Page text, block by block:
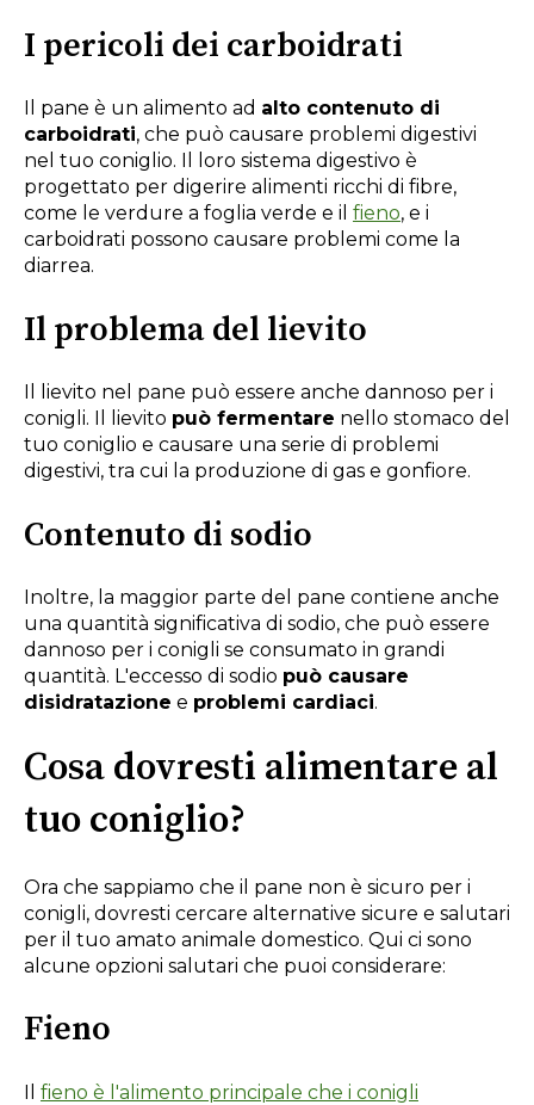
I pericoli dei carboidrati
Il pane è un alimento ad alto contenuto di
carboidrati, che può causare problemi digestivi
nel tuo coniglio. Il loro sistema digestivo è
progettato per digerire alimenti ricchi di fibre,
come le verdure a foglia verde e il fieno, e i
carboidrati possono causare problemi come la
diarrea.
Il problema del lievito
Il lievito nel pane può essere anche dannoso per i
conigli. Il lievito può fermentare nello stomaco del
tuo coniglio e causare una serie di problemi
digestivi, tra cui la produzione di gas e gonfiore.
Contenuto di sodio
Inoltre, la maggior parte del pane contiene anche
una quantità significativa di sodio, che può essere
dannoso per i conigli se consumato in grandi
quantità. L'eccesso di sodio può causare
disidratazione e problemi cardiaci.
Cosa dovresti alimentare al
tuo coniglio?
Ora che sappiamo che il pane non è sicuro per i
conigli, dovresti cercare alternative sicure e salutari
per il tuo amato animale domestico. Qui ci sono
alcune opzioni salutari che puoi considerare:
Fieno
Il fieno è l'alimento principale che i conigli